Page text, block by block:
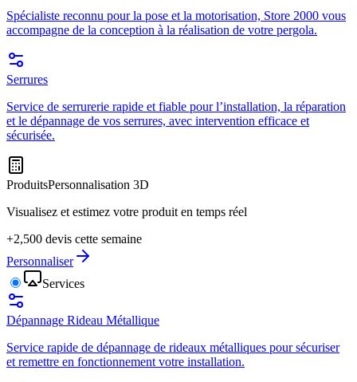
Spécialiste reconnu pour la pose et la motorisation, Store 2000 vous
accompagne de la conception à la réalisation de votre pergola.
Serrures
Service de serrurerie rapide et fiable pour l’installation, la réparation
et le dépannage de vos serrures, avec intervention efficace et
sécurisée.
ProduitsPersonnalisation 3D
Visualisez et estimez votre produit en temps réel
+2,500 devis cette semaine
Personnaliser
Services
Dépannage Rideau Métallique
Service rapide de dépannage de rideaux métalliques pour sécuriser
et remettre en fonctionnement votre installation.